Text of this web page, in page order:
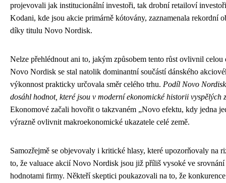
projevovali jak institucionální investoři, tak drobní retailoví
Kodani, kde jsou akcie primárně kótovány, zaznamenala rekordní
díky titulu Novo Nordisk.
Nelze přehlédnout ani to, jakým způsobem tento růst ovlivnil celou
Novo Nordisk se stal natolik dominantní součástí dánského
výkonnost prakticky určovala směr celého trhu. Podíl Novo
dosáhl hodnot, které jsou v moderní ekonomické historii vyspělých
Ekonomové začali hovořit o takzvaném „Novo efektu, kdy jedna
výrazně ovlivnit makroekonomické ukazatele celé země.
Samozřejmě se objevovaly i kritické hlasy, které upozorňovaly na
to, že valuace akcií Novo Nordisk jsou již příliš vysoké ve
hodnotami firmy. Někteří skeptici poukazovali na to, že